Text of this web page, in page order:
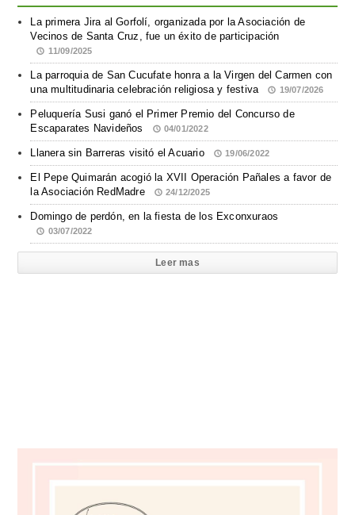
La primera Jira al Gorfolí, organizada por la Asociación de
Vecinos de Santa Cruz, fue un éxito de participación
11/09/2025
La parroquia de San Cucufate honra a la Virgen del Carmen con
una multitudinaria celebración religiosa y festiva
19/07/2026
Peluquería Susi ganó el Primer Premio del Concurso de
Escaparates Navideños
04/01/2022
Llanera sin Barreras visitó el Acuario 19/06/2022
El Pepe Quimarán acogió la XVII Operación Pañales a favor de
la Asociación RedMadre
24/12/2025
Domingo de perdón, en la fiesta de los Exconxuraos
03/07/2022
Leer mas